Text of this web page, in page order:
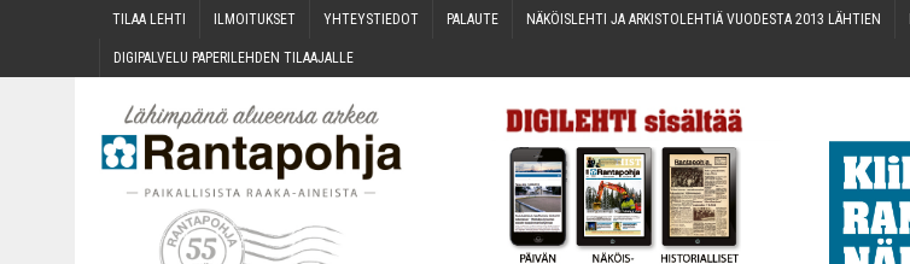
TILAA LEH­TI ILMOI­TUK­SET YHTEYS­TIE­DOT PALAU­TE NÄKÖIS­LEH­TI JA ARKIS­TO­LEH­TIÄ VUO­DES­TA 2013 LÄHTIEN
DIGI­PAL­VE­LU PAPE­RI­LEH­DEN TILAAJALLE